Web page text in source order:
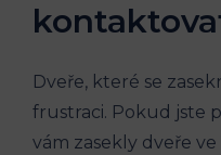
Dveře, které se
frustraci. Pokud jste
vám zasekly dveře